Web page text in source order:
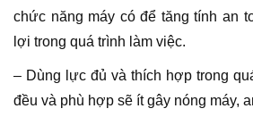
chức năng máy có để tăng tính an
lợi trong quá trình làm việc.
– Dùng lực đủ và thích hợp trong
đều và phù hợp sẽ ít gây nóng máy,